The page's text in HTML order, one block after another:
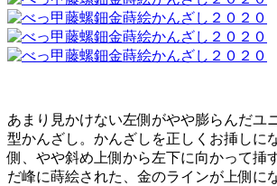
あまり見かけない左側がやや膨らんだユ
型かんざし。かんざしを正しくお挿しに
側、やや斜め上側から左下に向かって挿
だ峰に蒔絵された、金のラインが上側に